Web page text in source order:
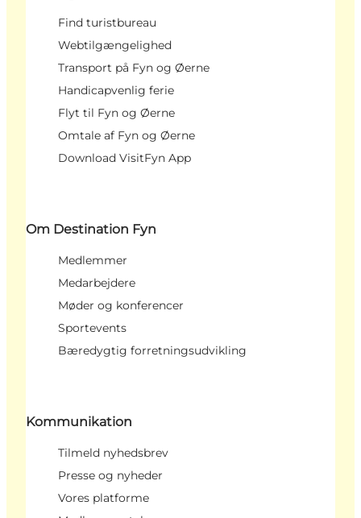
Find turistbureau
Webtilgængelighed
Transport på Fyn og Øerne
Handicapvenlig ferie
Flyt til Fyn og Øerne
Omtale af Fyn og Øerne
Download VisitFyn App
Om Destination Fyn
Medlemmer
Medarbejdere
Møder og konferencer
Sportevents
Bæredygtig forretningsudvikling
Kommunikation
Tilmeld nyhedsbrev
Presse og nyheder
Vores platforme